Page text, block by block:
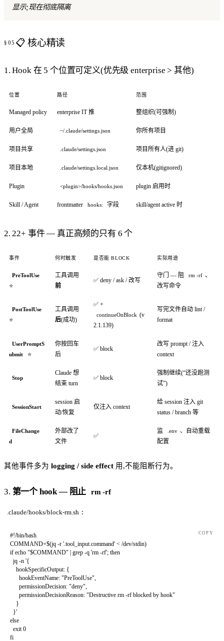
显示;现在彻底隔离
📋 核心精读
1. Hook 在 5 个位置可定义(优先级 enterprise > 其他)
位置 路径 范围
Managed policy enterprise IT 推 整组织(可强制)
用户全局 ~/.claude/settings.json 你所有项目
项目共享 .claude/settings.json 项目所有人(进 git)
项目本地 .claude/settings.local.json 仅本机(gitignored)
Plugin <plugin>/hooks/hooks.json plugin 启用时
Skill / Agent frontmatter hooks: 字段 skill/agent active 时
2. 22+ 事件 — 真正高频的只有 6 个
事件 何时触发 是否能 BLOCK 实际用途
PreToolUse
⭐
工具调用
前
✅ deny / ask / 改写
守门 — 阻 rm -rf 、
改写命令
PostToolUse
⭐
工具调用
后(成功)
✅ +
continueOnBlock (v
2.1.139)
写完文件自动 lint /
format
UserPromptS
ubmit
⭐
你按回车
后
✅ block
改写 prompt / 注入
context
Stop
Claude 想
结束 turn
✅ block
强制继续(“还没跑测
试”)
SessionStart
session 启
动/恢复
仅注入 context
给 session 注入 git
status / branch 等
FileChange
d
外部改了
文件
✅
监 .env 、自动重载
配置
其他事件多为 logging / side effect 用,不能阻断行为。
3. 第一个 hook — 阻止 rm -rf
.claude/hooks/block-rm.sh :
#!/bin/bash
COMMAND=$(jq -r '.tool_input.command' < /dev/stdin)
if echo "$COMMAND" grep -q 'rm -rf'; then
  jq
-n '{
    hookSpecificOutput: {
      hookEventName: "PreToolUse",
      permissionDecision: "deny",
      permissionDecisionReason: "Destructive rm -rf blocked by hook"
    }
  }'
else
  exit
0
fi
COPY